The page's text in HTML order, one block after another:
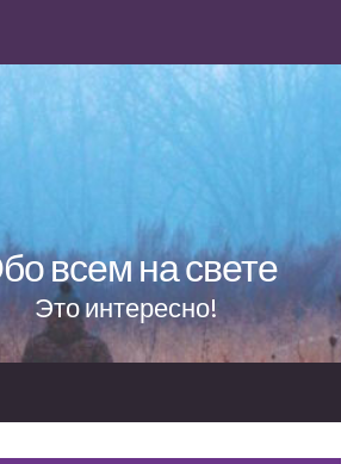
всем на свете
Это интересно!